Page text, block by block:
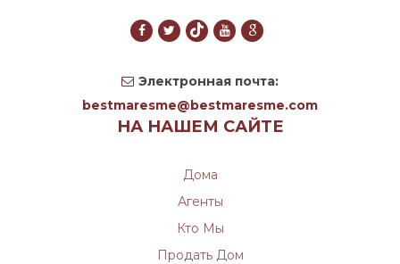
Электронная почта:
bestmaresme@bestmaresme.com
НА НАШЕМ САЙТЕ
Дома
Агенты
Кто Мы
Продать Дом